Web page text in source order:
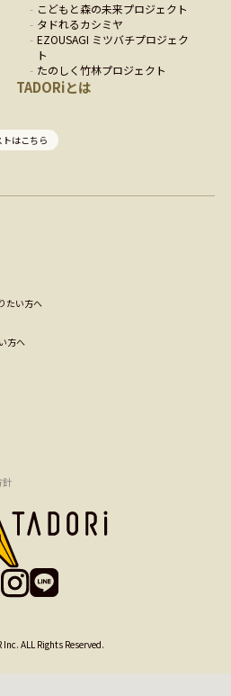
こどもと森の未来プロジェクト
タドれるカシミヤ
EZOUSAGI ミツバチプロジェク
ト
たのしく竹林プロジェクト
TADORiとは
はこちら
たい方へ
方へ
Inc. ALL Rights Reserved.